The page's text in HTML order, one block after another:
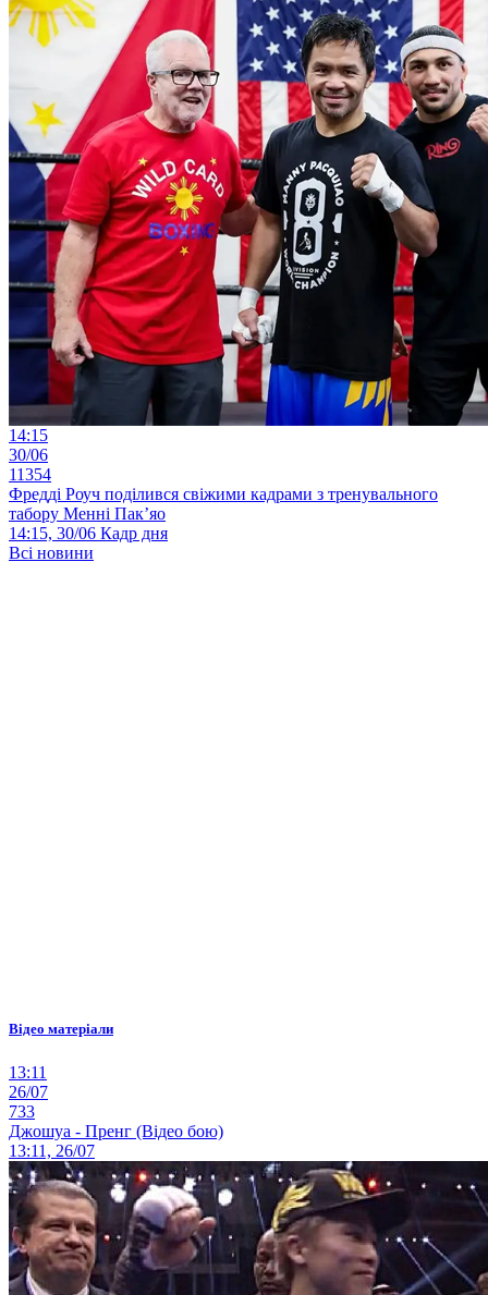
14:15
30/06
11354
Фредді Роуч поділився свіжими кадрами з тренувального
табору Менні Пак’яо
14:15, 30/06 Кадр дня
Всі новини
Відео матеріали
13:11
26/07
733
Джошуа - Пренг (Відео бою)
13:11, 26/07